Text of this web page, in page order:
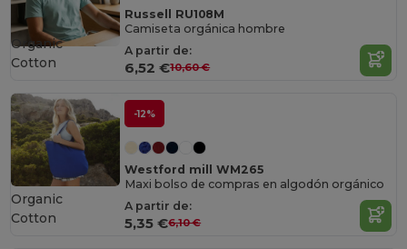
Russell RU108M
Camiseta orgánica hombre
A partir de:
6,52 €10,60 €
Organic
Cotton
-12%
Westford mill WM265
Maxi bolso de compras en algodón orgánico
A partir de:
5,35 €6,10 €
Organic
Cotton